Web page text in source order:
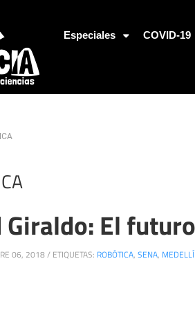
Especiales COVID-19
aquí
Giraldo: El
06, 2018/ ETIQUETAS: ROBÓTICA, SENA,